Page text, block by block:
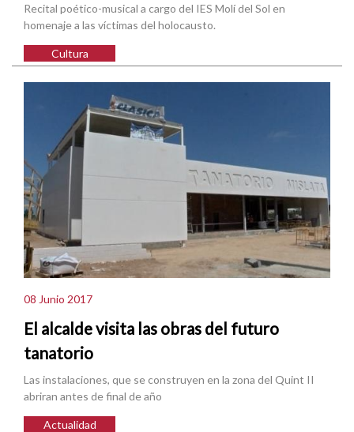
Recital poético-musical a cargo del IES Molí del Sol en
homenaje a las víctimas del holocausto.
Cultura
08 Junio 2017
El alcalde visita las obras del futuro
tanatorio
Las instalaciones, que se construyen en la zona del Quint II
abriran antes de final de año
Actualidad